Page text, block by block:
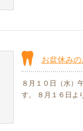
お盆休み
８月１０日（水）
す。 ８月１６日よ